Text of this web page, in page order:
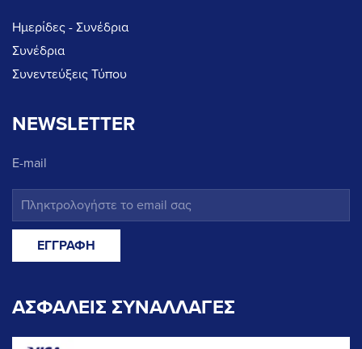
Ημερίδες - Συνέδρια
Συνέδρια
Συνεντεύξεις Τύπου
NEWSLETTER
E-mail
ΑΣΦΑΛΕΙΣ ΣΥΝΑΛΛΑΓΕΣ